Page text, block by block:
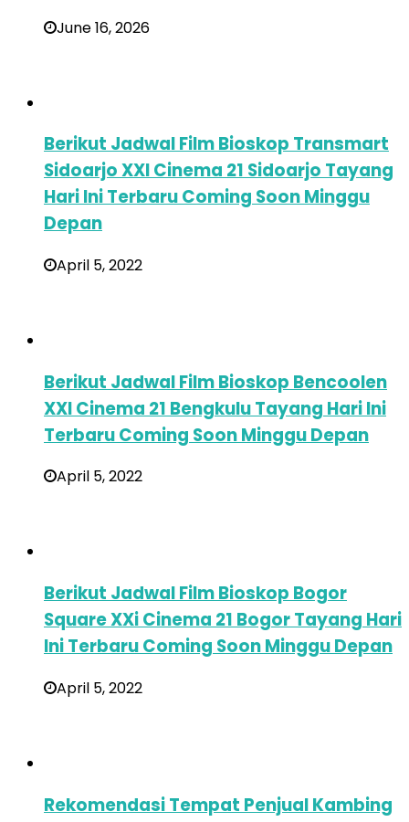
June 16, 2026
Berikut Jadwal Film Bioskop Transmart
Sidoarjo XXI Cinema 21 Sidoarjo Tayang
Hari Ini Terbaru Coming Soon Minggu
Depan
April 5, 2022
Berikut Jadwal Film Bioskop Bencoolen
XXI Cinema 21 Bengkulu Tayang Hari Ini
Terbaru Coming Soon Minggu Depan
April 5, 2022
Berikut Jadwal Film Bioskop Bogor
Square XXi Cinema 21 Bogor Tayang Hari
Ini Terbaru Coming Soon Minggu Depan
April 5, 2022
Rekomendasi Tempat Penjual Kambing